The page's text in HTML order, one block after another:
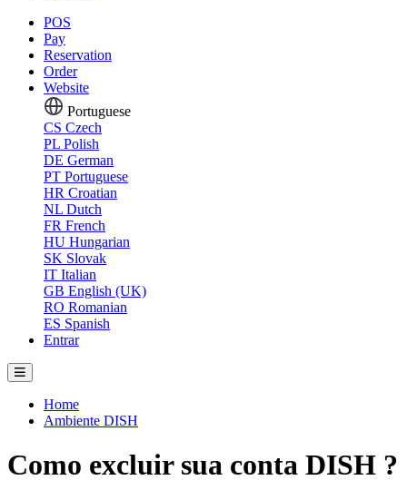
POS
Pay
Reservation
Order
Website
Portuguese
CS Czech
PL Polish
DE German
PT Portuguese
HR Croatian
NL Dutch
FR French
HU Hungarian
SK Slovak
IT Italian
GB English (UK)
RO Romanian
ES Spanish
Entrar
Home
Ambiente DISH
Como excluir sua conta DISH ?